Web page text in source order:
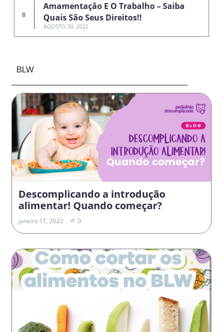
Amamentação E O Trabalho – Saiba
Quais São Seus Direitos!!
AGOSTO 30, 2022
BLW
Descomplicando a introdução
alimentar! Quando começar?
janeiro 11, 2022 0